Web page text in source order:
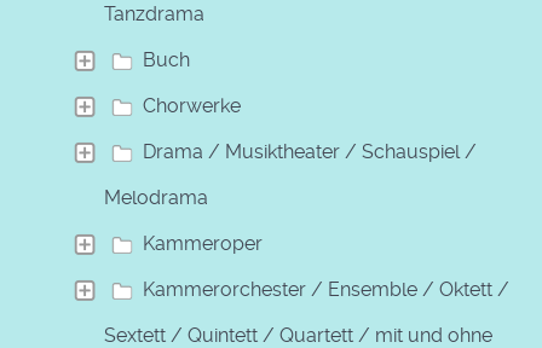
Tanzdrama
Buch
Chorwerke
Drama / Musiktheater / Schauspiel /
Melodrama
Kammeroper
Kammerorchester / Ensemble / Oktett /
Sextett / Quintett / Quartett / mit und ohne